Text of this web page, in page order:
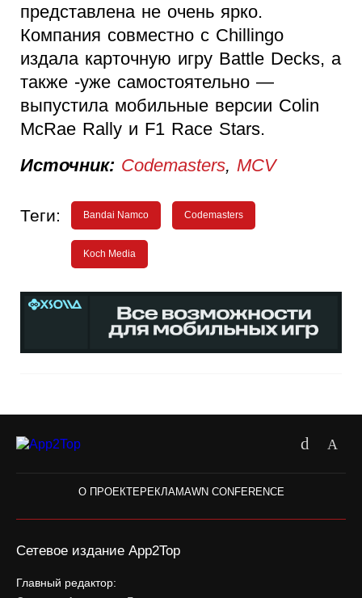
представлена не очень ярко.
Компания совместно с Chillingo
издала карточную игру Battle Decks, а
также -уже самостоятельно —
выпустила мобильные версии Colin
McRae Rally и F1 Race Stars.
Источник: Codemasters, MCV
Теги: Bandai Namco Codemasters
Koch Media
О ПРОЕКТЕРЕКЛАМАWN CONFERENCE
Сетевое издание App2Top
Главный редактор: